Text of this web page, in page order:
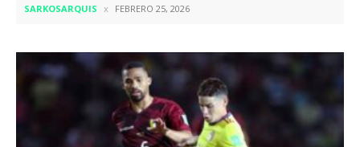
SARKOSARQUIS FEBRERO 25, 2026